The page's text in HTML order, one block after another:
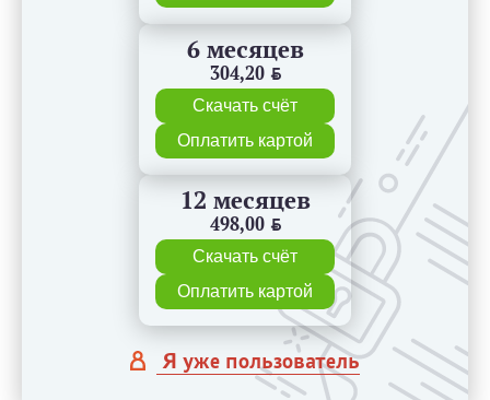
6 месяцев
304,20 BYN
Скачать счёт
Оплатить картой
12 месяцев
498,00 BYN
Скачать счёт
Оплатить картой
Я уже пользователь